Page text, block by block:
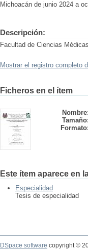
Michoacán de junio 2024 a
Descripción:
Facultad de Ciencias
Mostrar el registro completo
Ficheros en el ítem
Nombre:
Tamaño:
Formato:
Este ítem aparece en
Especialidad
Tesis de especialidad
DSpace software copyright ©